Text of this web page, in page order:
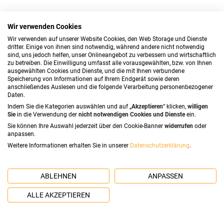
Wir verwenden Cookies
Wir verwenden auf unserer Website Cookies, den Web Storage und Dienste
dritter. Einige von ihnen sind notwendig, während andere nicht notwendig
sind, uns jedoch helfen, unser Onlineangebot zu verbessern und wirtschaftlich
zu betreiben. Die Einwilligung umfasst alle vorausgewählten, bzw. von Ihnen
ausgewählten Cookies und Dienste, und die mit Ihnen verbundene
Speicherung von Informationen auf Ihrem Endgerät sowie deren
anschließendes Auslesen und die folgende Verarbeitung personenbezogener
Daten.
Indem Sie die Kategorien auswählen und auf „Akzeptieren“ klicken, willigen
Sie in die Verwendung der nicht notwendigen Cookies und Diensteein.
Sie können Ihre Auswahl jederzeit über den Cookie-Banner widerrufen oder
anpassen.
Weitere Informationen erhalten Sie in unserer Datenschutzerklärung.
ABLEHNEN ANPASSEN
ALLE AKZEPTIEREN